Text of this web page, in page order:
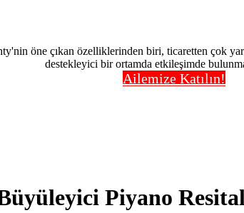
öne çıkan özelliklerinden biri, ticaretten çok
destekleyici bir ortamda etkileşimde
Ailemize Katılın!
Piyano